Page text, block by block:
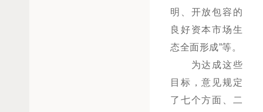
明、开放包容的
良好资本市场生
态全面形成”等。
为达成这些
目标，意见规定
了七个方面、二